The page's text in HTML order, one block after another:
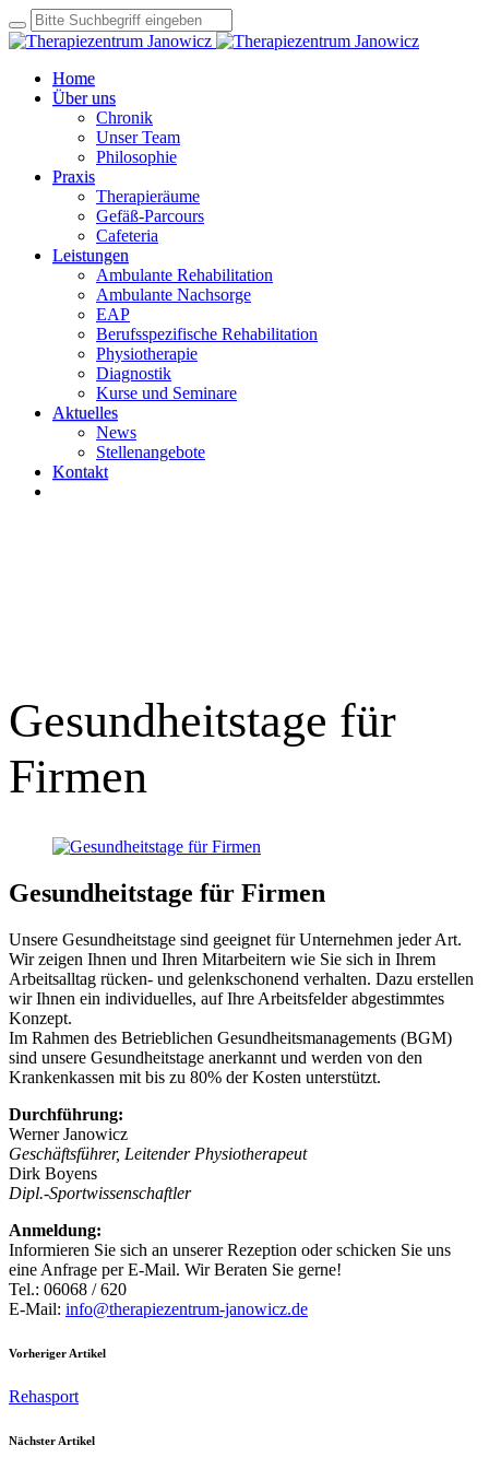
Home
Über uns
Chronik
Unser Team
Philosophie
Praxis
Therapieräume
Gefäß-Parcours
Cafeteria
Leistungen
Ambulante Rehabilitation
Ambulante Nachsorge
EAP
Berufsspezifische Rehabilitation
Physiotherapie
Diagnostik
Kurse und Seminare
Aktuelles
News
Stellenangebote
Kontakt
Gesundheitstage für
Firmen
Gesundheitstage für Firmen
Unsere Gesundheitstage sind geeignet für Unternehmen jeder Art.
Wir zeigen Ihnen und Ihren Mitarbeitern wie Sie sich in Ihrem
Arbeitsalltag rücken- und gelenkschonend verhalten. Dazu erstellen
wir Ihnen ein individuelles, auf Ihre Arbeitsfelder abgestimmtes
Konzept.
Im Rahmen des Betrieblichen Gesundheitsmanagements (BGM)
sind unsere Gesundheitstage anerkannt und werden von den
Krankenkassen mit bis zu 80% der Kosten unterstützt.
Durchführung:
Werner Janowicz
Geschäftsführer, Leitender Physiotherapeut
Dirk Boyens
Dipl.-Sportwissenschaftler
Anmeldung:
Informieren Sie sich an unserer Rezeption oder schicken Sie uns
eine Anfrage per E-Mail. Wir Beraten Sie gerne!
Tel.: 06068 / 620
E-Mail: info@therapiezentrum-janowicz.de
Vorheriger Artikel
Rehasport
Nächster Artikel